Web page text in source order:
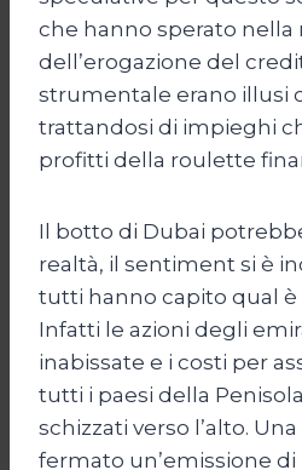
che hanno sperato nella
dell’erogazione del
strumentale erano illusi
trattandosi di impieghi
profitti della roulette
Il botto di Dubai
realtà, il sentiment si è
tutti hanno capito qual è
Infatti le azioni degli
inabissate e i costi per
tutti i paesi della
schizzati verso l’alto.
fermato un’emissione di